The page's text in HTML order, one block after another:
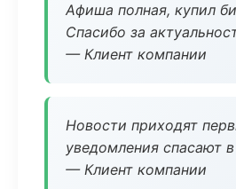
Афиша полная, купил
Спасибо за
— Клиент компании
Новости приходят
уведомления спасают
— Клиент компании